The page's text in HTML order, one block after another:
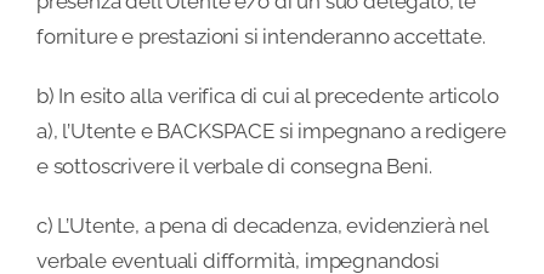
forniture e prestazioni si intenderanno accettate.
b) In esito alla verifica di cui al precedente articolo
a), l’Utente e BACKSPACE si impegnano a redigere
e sottoscrivere il verbale di consegna Beni.
c) L’Utente, a pena di decadenza, evidenzierà nel
verbale eventuali difformità, impegnandosi